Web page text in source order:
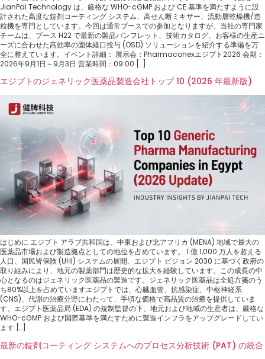
JianPai Technology は、厳格な WHO-cGMP および CE 基準を満たすように設
計された高度な錠剤コーティング システム、高せん断ミキサー、流動層乾燥機/造
粒機を専門としています。今回は通常ブースでの参加となりますが、当社の専門家
チームは、ブース H22 で最新の製品パンフレット、技術カタログ、お客様の生産ニ
ーズに合わせた高効率の固体経口投与 (OSD) ソリューションを紹介する準備を万
全に整えています。イベント詳細： 展示会：Pharmaconexエジプト2026 会期：
2026年9月1日～9月3日 営業時間：09:00 […]
エジプトのジェネリック医薬品製造会社トップ 10 (2026 年最新版)
はじめに エジプト アラブ共和国は、中東および北アフリカ (MENA) 地域で最大の
医薬品市場および製造拠点としての地位を占めています。 1 億 1,000 万人を超える
人口、国民皆保険 (UHI) システムの展開、エジプト ビジョン 2030 に基づく政府の
取り組みにより、地元の製薬部門は歴史的な拡大を経験しています。この成長の中
心となるのはジェネリック医薬品の製造です。ジェネリック医薬品は全処方箋のう
ち80%以上を占めていますエジプトでは、心臓血管、抗感染症、中枢神経系
(CNS)、代謝の治療分野にわたって、手頃な価格で高品質の治療を提供していま
す。エジプト医薬品局 (EDA) の規制監督の下、地元および地域の生産者は、厳格な
WHO-cGMP および国際基準を満たすために製造インフラをアップグレードしてい
ます […]
最新の錠剤コーティング システムへのプロセス分析技術 (PAT) の統合